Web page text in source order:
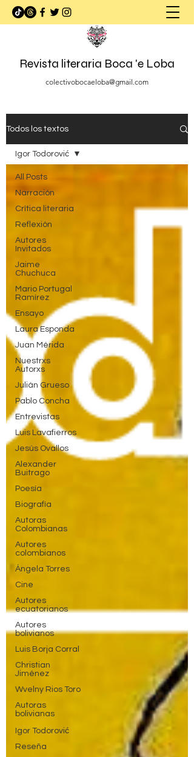
Revista literaria Boca 'e Loba
colectivobocaeloba@gmail.com
Todos los textos
All Posts
Narración
Crítica literaria
Reflexión
Autores
Invitados
Jaime
Chuchuca
Mario Portugal
Ramírez
Ensayo
Laura Esponda
Juan Mérida
Nuestrxs
Autorxs
Julián Grueso
Pablo Concha
Entrevistas
Luis Lavafierros
Jesús Ovallos
Alexander
Buitrago
Poesía
Biografía
Autoras
Colombianas
Autores
colombianos
Ángela Torres
Cine
Autores
ecuatorianos
Autores
bolivianos
Luis Borja Corral
Christian
Jiménez
Wvelny Rios Toro
Autoras
bolivianas
Igor Todorović
Reseña
Igor Todorović